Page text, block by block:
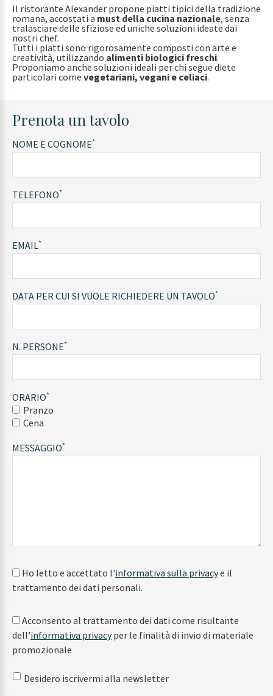
Il ristorante Alexander propone piatti tipici della tradizione
romana, accostati a must della cucina nazionale, senza
tralasciare delle sfiziose ed uniche soluzioni ideate dai
nostri chef.
Tutti i piatti sono rigorosamente composti con arte e
creatività, utilizzando alimenti biologici freschi.
Proponiamo anche soluzioni ideali per chi segue diete
particolari come vegetariani, vegani e celiaci.
Prenota un tavolo
NOME E COGNOME*
TELEFONO*
EMAIL*
DATA PER CUI SI VUOLE RICHIEDERE UN TAVOLO*
N. PERSONE*
ORARIO*
Pranzo
Cena
MESSAGGIO*
Ho letto e accettato l'informativa sulla privacye il
trattamento dei dati personali.
Acconsento al trattamento dei dati come risultante
dell'informativa privacyper le finalità di invio di materiale
promozionale
Desidero iscrivermi alla newsletter